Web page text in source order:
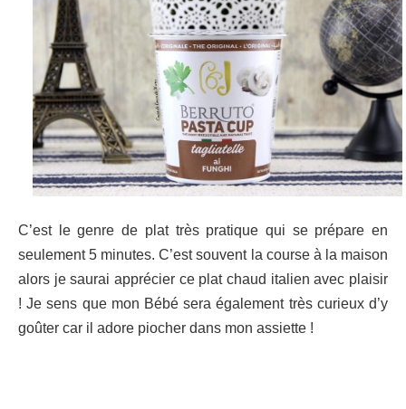
C’est le genre de plat très pratique qui se prépare en
seulement 5 minutes. C’est souvent la course à la maison
alors je saurai apprécier ce plat chaud italien avec plaisir
! Je sens que mon Bébé sera également très curieux d’y
goûter car il adore piocher dans mon assiette !